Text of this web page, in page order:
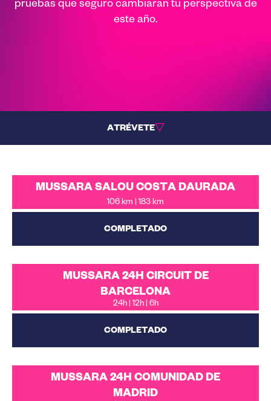
pruebas que seguro cambiaran tu perspectiva de
este año.
ATRÉVETE
MUSSARA SALOU COSTA DAURADA
106 km | 183 km
COMPLETADO
MUSSARA 24H CIRCUIT DE
BARCELONA
24h | 12h | 6h
COMPLETADO
MUSSARA 24H COMUNIDAD DE
MADRID